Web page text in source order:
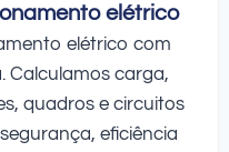
elétrico
elétrico com
Calculamos carga,
quadros e circuitos
eficiência